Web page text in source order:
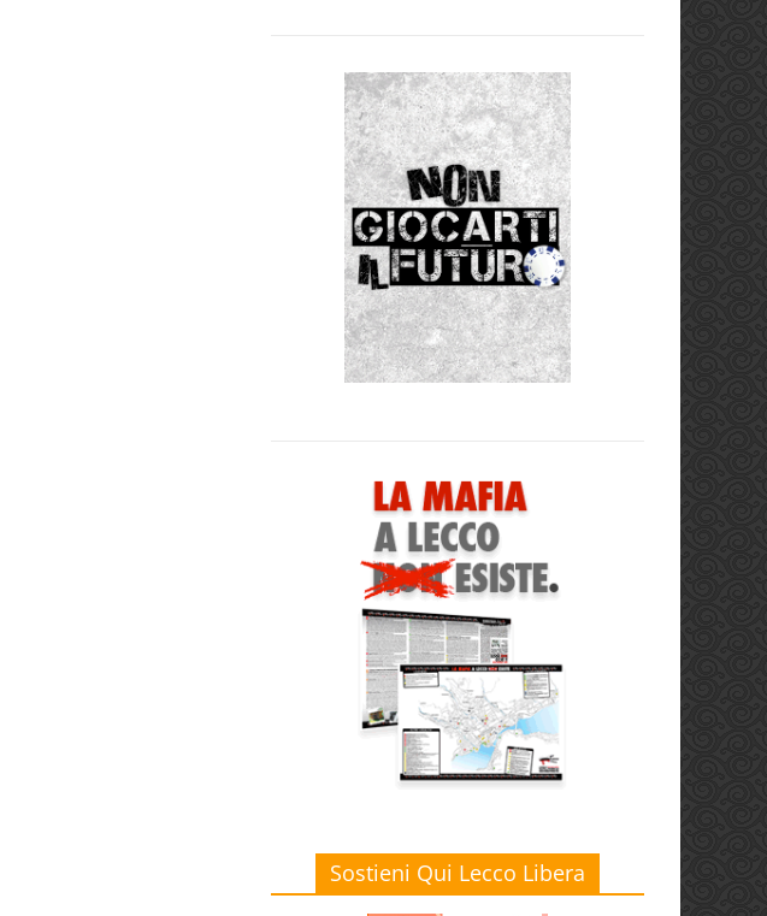
Sostieni Qui Lecco Libera